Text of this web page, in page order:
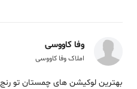
وفا کاووسی
املاک وفا کاووسی
بهترین لوکیشن های چمستان تو